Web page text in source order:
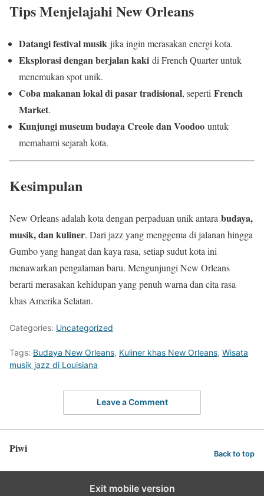
Tips Menjelajahi New Orleans
Datangi festival musik jika ingin merasakan energi kota.
Eksplorasi dengan berjalan kaki di French Quarter untuk
menemukan spot unik.
Coba makanan lokal di pasar tradisional, seperti French
Market.
Kunjungi museum budaya Creole dan Voodoo untuk
memahami sejarah kota.
Kesimpulan
New Orleans adalah kota dengan perpaduan unik antara budaya,
musik, dan kuliner. Dari jazz yang menggema di jalanan hingga
Gumbo yang hangat dan kaya rasa, setiap sudut kota ini
menawarkan pengalaman baru. Mengunjungi New Orleans
berarti merasakan kehidupan yang penuh warna dan cita rasa
khas Amerika Selatan.
Categories: Uncategorized
Tags: Budaya New Orleans, Kuliner khas New Orleans, Wisata
musik jazz di Louisiana
Leave a Comment
Piwi Back to top
Exit mobile version